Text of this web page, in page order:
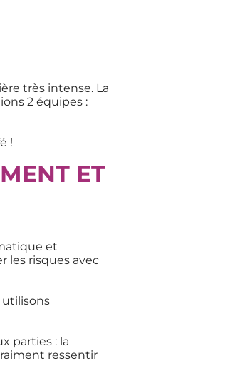
très intense. La
2 équipes :
!
ET
et
les risques avec
utilisons
parties : la
ressentir